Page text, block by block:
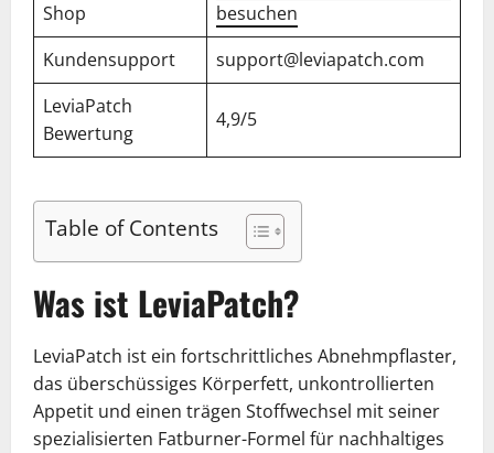
Shop
besuchen
Kundensupport
support@leviapatch.com
LeviaPatch
Bewertung
4,9/5
Table of Contents
Was ist LeviaPatch?
LeviaPatch ist ein fortschrittliches Abnehmpflaster,
das überschüssiges Körperfett, unkontrollierten
Appetit und einen trägen Stoffwechsel mit seiner
spezialisierten Fatburner-Formel für nachhaltiges